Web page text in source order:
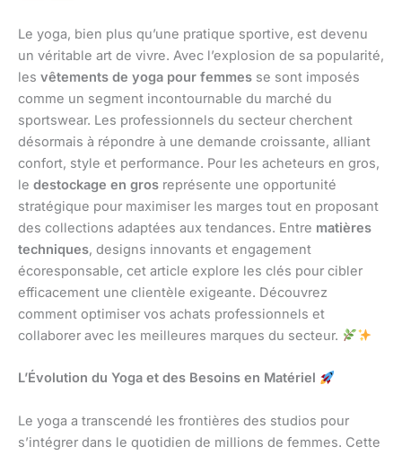
Le yoga, bien plus qu’une pratique sportive, est devenu
un véritable art de vivre. Avec l’explosion de sa popularité,
les vêtements de yoga pour femmes se sont imposés
comme un segment incontournable du marché du
sportswear. Les professionnels du secteur cherchent
désormais à répondre à une demande croissante, alliant
confort, style et performance. Pour les acheteurs en gros,
le destockage en gros représente une opportunité
stratégique pour maximiser les marges tout en proposant
des collections adaptées aux tendances. Entre matières
techniques, designs innovants et engagement
écoresponsable, cet article explore les clés pour cibler
efficacement une clientèle exigeante. Découvrez
comment optimiser vos achats professionnels et
collaborer avec les meilleures marques du secteur.
L’Évolution du Yoga et des Besoins en Matériel
Le yoga a transcendé les frontières des studios pour
s’intégrer dans le quotidien de millions de femmes. Cette